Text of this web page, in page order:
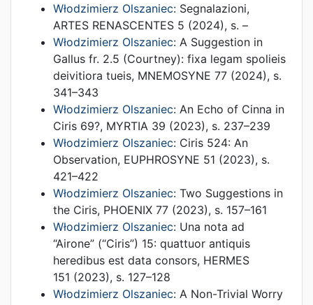
Włodzimierz Olszaniec: Segnalazioni,
ARTES RENASCENTES 5 (2024), s. –
Włodzimierz Olszaniec: A Suggestion in
Gallus fr. 2.5 (Courtney): fixa legam spolieis
deivitiora tueis, MNEMOSYNE 77 (2024), s.
341–343
Włodzimierz Olszaniec: An Echo of Cinna in
Ciris 69?, MYRTIA 39 (2023), s. 237–239
Włodzimierz Olszaniec: Ciris 524: An
Observation, EUPHROSYNE 51 (2023), s.
421–422
Włodzimierz Olszaniec: Two Suggestions in
the Ciris, PHOENIX 77 (2023), s. 157–161
Włodzimierz Olszaniec: Una nota ad
“Airone” (“Ciris”) 15: quattuor antiquis
heredibus est data consors, HERMES
151 (2023), s. 127–128
Włodzimierz Olszaniec: A Non-Trivial Worry